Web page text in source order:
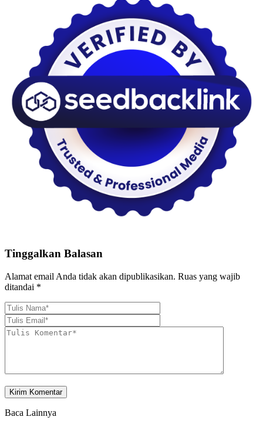
Tinggalkan Balasan
Alamat email Anda tidak akan dipublikasikan. Ruas yang wajib
ditandai *
Baca Lainnya